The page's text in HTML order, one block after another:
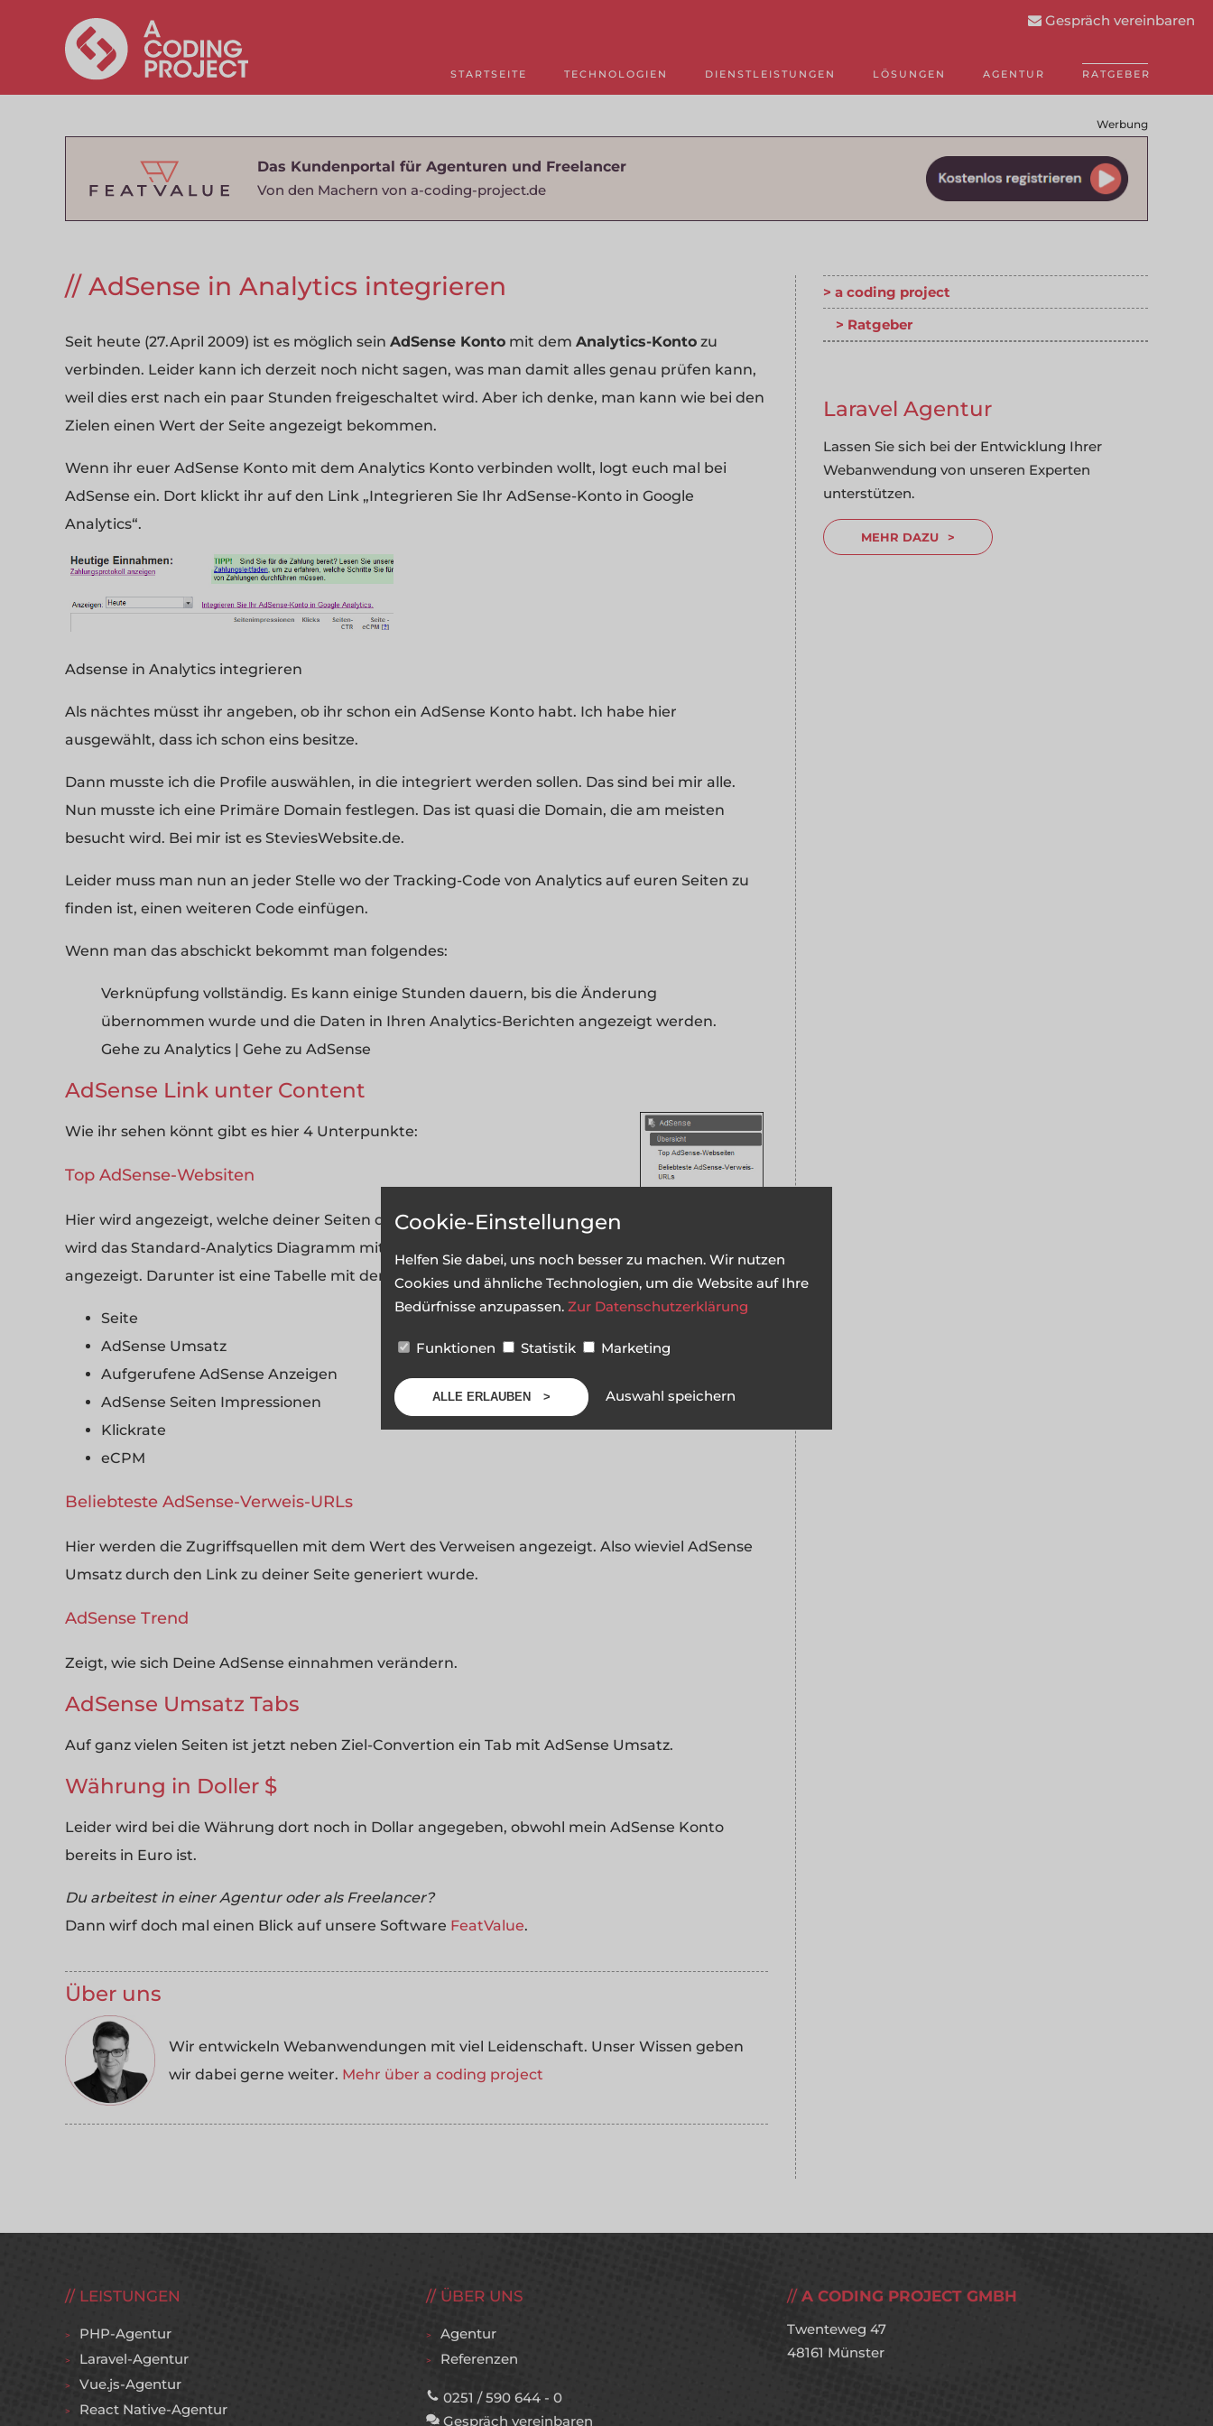
STARTSEITE TECHNOLOGIEN DIENSTLEISTUNGEN LÖSUNGEN AGENTUR RATGEBER
Gespräch vereinbaren
Werbung
Das Kundenportal für Agenturen und Freelancer
Von den Machern von a-coding-project.de
AdSense in Analytics integrieren
Seit heute (27.April 2009) ist es möglich sein AdSense Konto mit dem Analytics-Konto zu
verbinden. Leider kann ich derzeit noch nicht sagen, was man damit alles genau prüfen kann,
weil dies erst nach ein paar Stunden freigeschaltet wird. Aber ich denke, man kann wie bei den
Zielen einen Wert der Seite angezeigt bekommen.
Wenn ihr euer AdSense Konto mit dem Analytics Konto verbinden wollt, logt euch mal bei
AdSense ein. Dort klickt ihr auf den Link „Integrieren Sie Ihr AdSense-Konto in Google
Analytics“.
Adsense in Analytics integrieren
Als nächtes müsst ihr angeben, ob ihr schon ein AdSense Konto habt. Ich habe hier
ausgewählt, dass ich schon eins besitze.
Dann musste ich die Profile auswählen, in die integriert werden sollen. Das sind bei mir alle.
Nun musste ich eine Primäre Domain festlegen. Das ist quasi die Domain, die am meisten
besucht wird. Bei mir ist es SteviesWebsite.de.
Leider muss man nun an jeder Stelle wo der Tracking-Code von Analytics auf euren Seiten zu
finden ist, einen weiteren Code einfügen.
Wenn man das abschickt bekommt man folgendes:
Verknüpfung vollständig. Es kann einige Stunden dauern, bis die Änderung
übernommen wurde und die Daten in Ihren Analytics-Berichten angezeigt werden.
Gehe zu Analytics | Gehe zu AdSense
AdSense Link unter Content
Analytics
Wie ihr sehen könnt gibt es hier 4 Unterpunkte:
Top AdSense-Websiten
Hier wird angezeigt, welche deiner Seiten die meisten Kohle bringen. Hier
wird das Standard-Analytics Diagramm mit dem AdSense Umsatz
angezeigt. Darunter ist eine Tabelle mit den folgenden Einträgen:
Seite
AdSense Umsatz
Aufgerufene AdSense Anzeigen
AdSense Seiten Impressionen
Klickrate
eCPM
Beliebteste AdSense-Verweis-URLs
Hier werden die Zugriffsquellen mit dem Wert des Verweisen angezeigt. Also wieviel AdSense
Umsatz durch den Link zu deiner Seite generiert wurde.
AdSense Trend
Zeigt, wie sich Deine AdSense einnahmen verändern.
AdSense Umsatz Tabs
Auf ganz vielen Seiten ist jetzt neben Ziel-Convertion ein Tab mit AdSense Umsatz.
Währung in Doller $
Leider wird bei die Währung dort noch in Dollar angegeben, obwohl mein AdSense Konto
bereits in Euro ist.
Du arbeitest in einer Agentur oder als Freelancer?
Dann wirf doch mal einen Blick auf unsere Software FeatValue.
Über uns
Wir entwickeln Webanwendungen mit viel Leidenschaft. Unser Wissen geben
wir dabei gerne weiter. Mehr über a coding project
a coding project
Ratgeber
Laravel Agentur
Lassen Sie sich bei der Entwicklung Ihrer
Webanwendung von unseren Experten
unterstützen.
MEHR DAZU
LEISTUNGEN
PHP-Agentur
Laravel-Agentur
Vue.js-Agentur
React Native-Agentur
ÜBER UNS
Agentur
Referenzen
0251 / 590 644 - 0
Gespräch vereinbaren
A CODING PROJECT GMBH
Twenteweg 47
48161 Münster
Cookie-Einstellungen
Helfen Sie dabei, uns noch besser zu machen. Wir nutzen
Cookies und ähnliche Technologien, um die Website auf Ihre
Bedürfnisse anzupassen. Zur Datenschutzerklärung
Funktionen Statistik Marketing
ALLE ERLAUBEN Auswahl speichern